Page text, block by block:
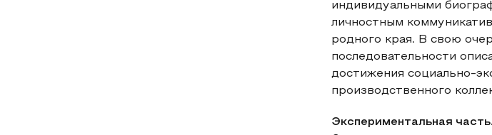
индивидуальными
личностным
родного края. В свою
последовательности
достижения социально-
производственного
Экспериментальная часть.